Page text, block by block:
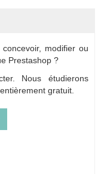
modifier ou
Prestashop ?
Nous étudierons
gratuit.